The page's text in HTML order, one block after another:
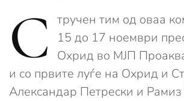
С тручен тим од оваа
15 до 17 ноември
Охрид во МЈП
и со првите луѓе на Охрид и
Александар Петрески и